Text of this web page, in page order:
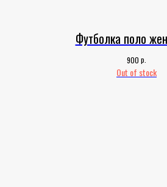
Футболка поло
900 р.
Out of stock